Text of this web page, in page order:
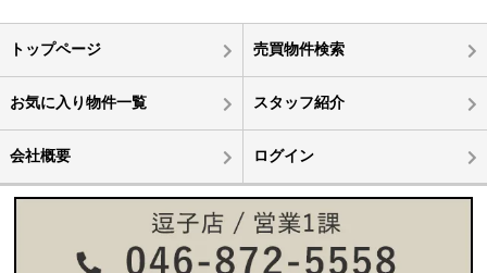
トップページ 売買物件検索
お気に入り物件一覧 スタッフ紹介
会社概要 ログイン